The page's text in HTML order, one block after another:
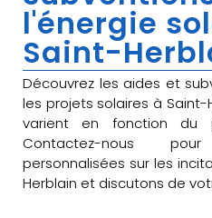
l'énergie
Saint-
Découvrez les aides et
les projets solaires à Saint-
varient en fonction du
Contactez-nous
personnalisées sur les
Herblain et discutons de